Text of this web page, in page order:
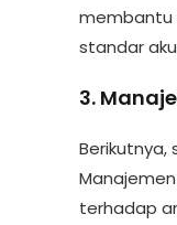
membantu
standar
3.
terhadap